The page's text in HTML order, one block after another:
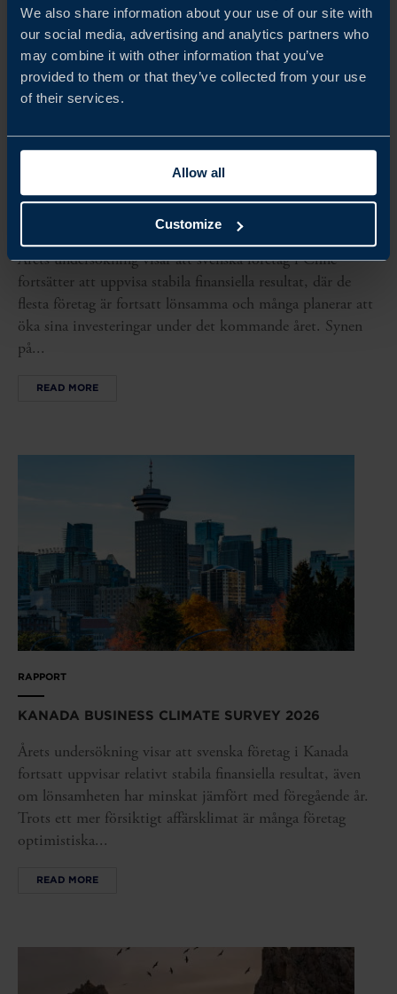
We also share information about your use of our site with
our social media, advertising and analytics partners who
may combine it with other information that you’ve
provided to them or that they’ve collected from your use
of their services.
Allow all
Customize
CHILE BUSINESS CLIMATE SURVEY 2026
Årets undersökning visar att svenska företag i Chile
fortsätter att uppvisa stabila finansiella resultat, där de
flesta företag är fortsatt lönsamma och många planerar att
öka sina investeringar under det kommande året. Synen
på...
READ MORE
RAPPORT
KANADA BUSINESS CLIMATE SURVEY 2026
Årets undersökning visar att svenska företag i Kanada
fortsatt uppvisar relativt stabila finansiella resultat, även
om lönsamheten har minskat jämfört med föregående år.
Trots ett mer försiktigt affärsklimat är många företag
optimistiska...
READ MORE